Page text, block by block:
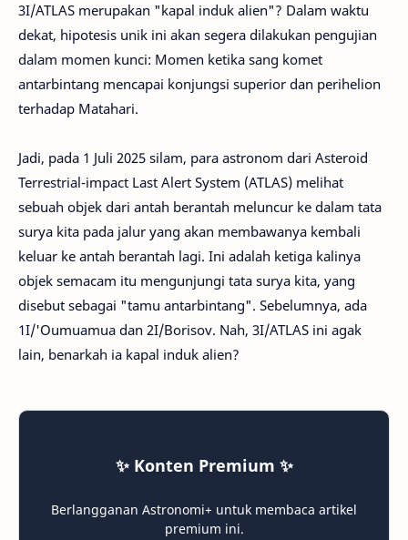
3I/ATLAS merupakan "kapal induk alien"? Dalam waktu
dekat, hipotesis unik ini akan segera dilakukan pengujian
dalam momen kunci: Momen ketika sang komet
antarbintang mencapai konjungsi superior dan perihelion
terhadap Matahari.
Jadi, pada 1 Juli 2025 silam, para astronom dari Asteroid
Terrestrial-impact Last Alert System (ATLAS) melihat
sebuah objek dari antah berantah meluncur ke dalam tata
surya kita pada jalur yang akan membawanya kembali
keluar ke antah berantah lagi. Ini adalah ketiga kalinya
objek semacam itu mengunjungi tata surya kita, yang
disebut sebagai "tamu antarbintang". Sebelumnya, ada
1I/'Oumuamua dan 2I/Borisov. Nah, 3I/ATLAS ini agak
lain, benarkah ia kapal induk alien?
✨ Konten Premium ✨
Berlangganan Astronomi+ untuk membaca artikel
premium ini.